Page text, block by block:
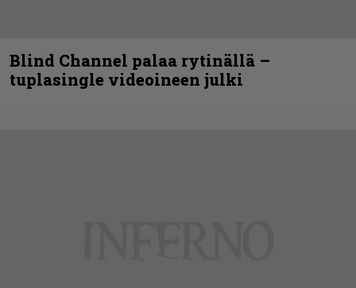
Blind Channel palaa rytinällä –
tuplasingle videoineen julki